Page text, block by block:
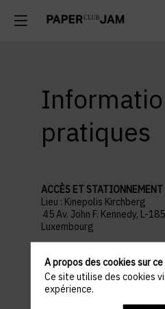
pratiques
ACCÈS ET STATIONNEMENT
Lieu : Kinepolis Kirchberg
45 Av. John F. Kennedy, L-
Luxembourg
PROGRAMME
A propos des cookies sur
Ce site utilise des cookies
expérience.